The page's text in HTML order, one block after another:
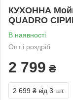
КУХОННА
QUADRO
В наявності
Опт і роздріб
2 799 ₴
2 699 ₴ від 3 шт.